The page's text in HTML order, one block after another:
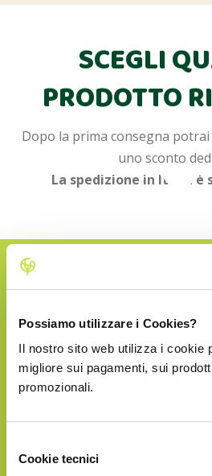
Possiamo utilizzare i Cookies?
Il nostro sito web utilizza i cookie
migliore sui pagamenti, sui
promozionali.
delCookie tecnici
SCEGLI
PRODOTTO
Dopo la prima consegna
uno sconto
La spedizione in Italia è
SILVER
€128.90